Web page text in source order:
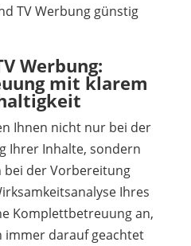
TV Werbung günstig
Werbung:
mit klarem
Ihnen nicht nur bei der
Ihrer Inhalte, sondern
bei der Vorbereitung
Ihres
Komplettbetreuung an,
immer darauf geachtet